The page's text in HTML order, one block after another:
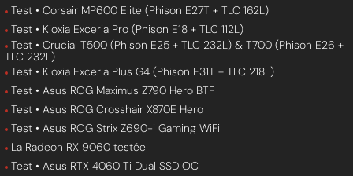
Test • Corsair MP600 Elite (Phison E27T + TLC 162L)
Test • Kioxia Exceria Pro (Phison E18 + TLC 112L)
Test • Crucial T500 (Phison E25 + TLC 232L) & T700 (Phison E26 +
TLC 232L)
Test • Kioxia Exceria Plus G4 (Phison E31T + TLC 218L)
Test • Asus ROG Maximus Z790 Hero BTF
Test • Asus ROG Crosshair X870E Hero
Test • Asus ROG Strix Z690-i Gaming WiFi
La Radeon RX 9060 testée
Test • Asus RTX 4060 Ti Dual SSD OC